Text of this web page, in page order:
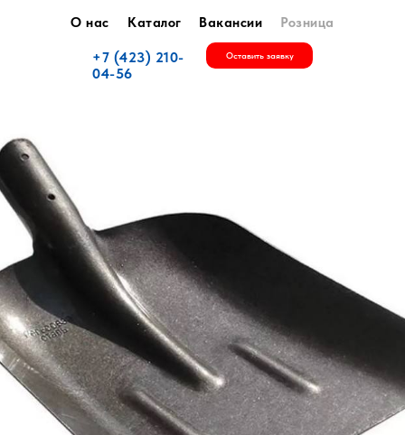
+7 (423) 210-
04-56
Оставить заявку
О нас Каталог Вакансии Розница